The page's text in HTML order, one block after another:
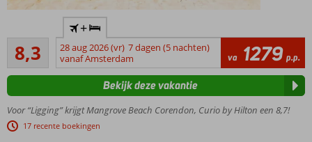
Waanzinnig
resort
omringd door
mangrovebos
zandstrand
en dicht bij
Willemstad
8,3
Zeer goed
1803
beoordelingen
+
28 aug 2026 (vr) 7 dagen (5 nachten)
vanaf Amsterdam
va 1279 p.p.
Voor “Ligging” krijgt Mangrove Beach Corendon, Curio by Hilton een 8,7!
17 recente boekingen
Bekijk deze vakantie